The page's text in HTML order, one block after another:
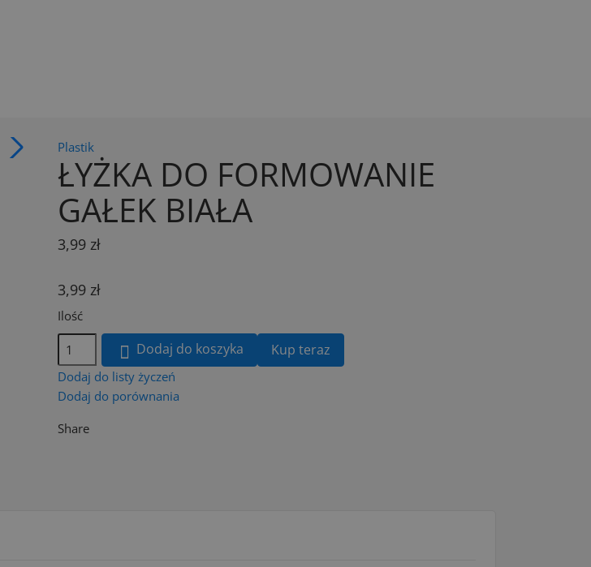
Plastik
ŁYŻKA DO FORMOWANIE
GAŁEK BIAŁA
3,99 zł
3,99 zł
Ilość
 Dodaj do koszyka Kup teraz
Dodaj do listy życzeń
Dodaj do porównania
Share